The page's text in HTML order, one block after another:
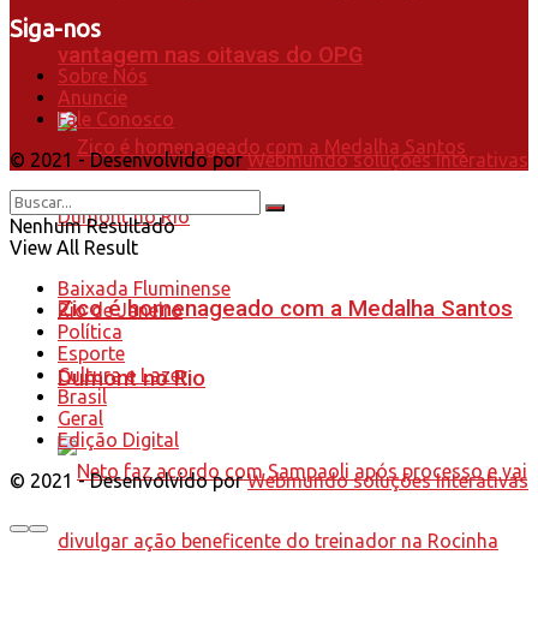
vantagem nas oitavas do OPG
Zico é homenageado com a Medalha Santos
Dumont no Rio
Siga-nos
Sobre Nós
Anuncie
Fale Conosco
© 2021 - Desenvolvido porWebmundo soluções Interativas
Nenhum Resultado
View All Result
Baixada Fluminense
Rio de Janeiro
Política
Esporte
Cultura e Lazer
Brasil
Geral
Edição Digital
© 2021 - Desenvolvido porWebmundo soluções Interativas